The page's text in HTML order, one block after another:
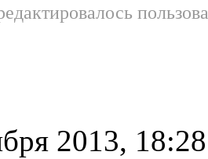
2013, 18:28